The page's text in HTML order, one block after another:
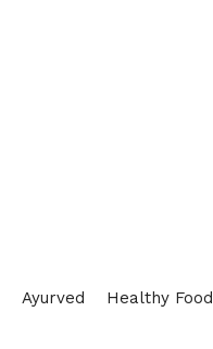
Ayurved Healthy Food